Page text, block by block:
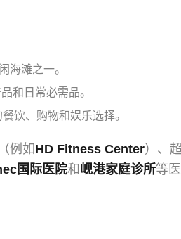
海滩之一。
和日常必需品。
饮、购物和娱乐选择。
例如HD Fitness Center）、
国际医院和 岘港家庭诊所等